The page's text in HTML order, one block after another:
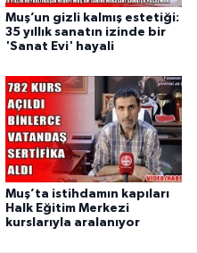
Muş’un gizli kalmış estetiği:
35 yıllık sanatın izinde bir
'Sanat Evi' hayali
Muş’ta istihdamın kapıları
Halk Eğitim Merkezi
kurslarıyla aralanıyor